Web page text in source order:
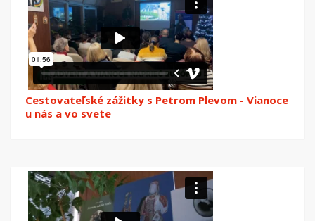
Cestovateľské zážitky s Petrom Plevom - Vianoce
u nás a vo svete